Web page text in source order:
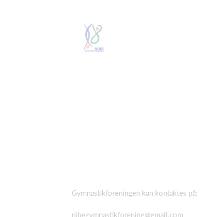
Gymnastikforeningen kan kontaktes på:
nibegymnastikforening@gmail.com